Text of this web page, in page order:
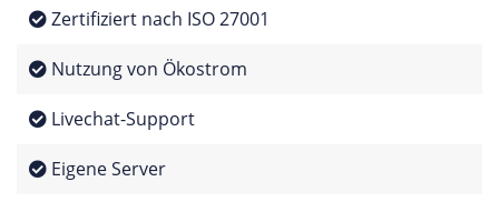
Zertifiziert nach ISO 27001
Nutzung von Ökostrom
Livechat-Support
Eigene Server